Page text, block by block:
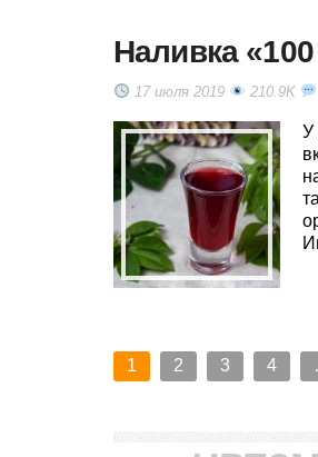
Наливка
17 июля 2019 210.9K
У
1 2 3 4